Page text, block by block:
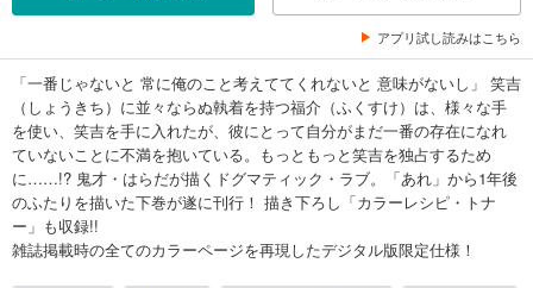
アプリ試し読みはこちら
「一番じゃないと 常に俺のこと考えててくれないと 意味がないし」 笑吉
（しょうきち）に並々ならぬ執着を持つ福介（ふくすけ）は、様々な手
を使い、笑吉を手に入れたが、彼にとって自分がまだ一番の存在になれ
ていないことに不満を抱いている。もっともっと笑吉を独占するため
に……!? 鬼才・はらだが描くドグマティック・ラブ。「あれ」から1年後
のふたりを描いた下巻が遂に刊行！ 描き下ろし「カラーレシピ・トナ
ー」も収録!!
雑誌掲載時の全てのカラーページを再現したデジタル版限定仕様！